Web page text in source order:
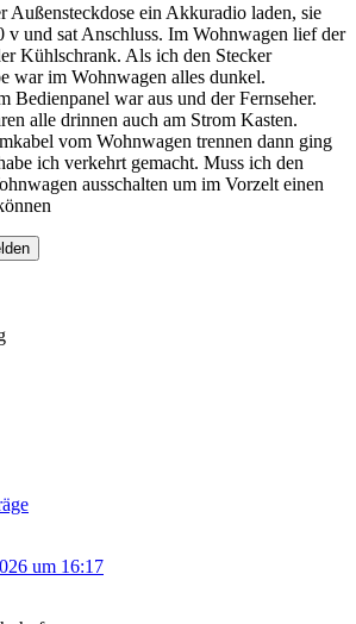
Außensteckdose ein Akkuradio laden, sie
v und sat Anschluss. Im Wohnwagen lief der
Kühlschrank. Als ich den Stecker
war im Wohnwagen alles dunkel.
Bedienpanel war aus und der Fernseher.
alle drinnen auch am Strom Kasten.
vom Wohnwagen trennen dann ging
ich verkehrt gemacht. Muss ich den
ausschalten um im Vorzelt einen
um 16:17